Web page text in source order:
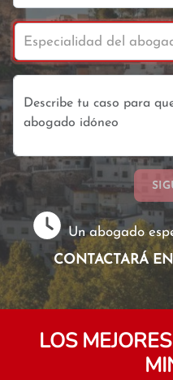
Especialidad del
Un abogado
CONTACTARÁ
LOS